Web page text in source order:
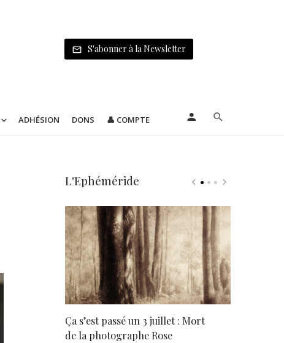
S'abonner à la Newsletter
ADHÉSION DONS 👤 COMPTE
L'Ephéméride
Ça s’est passé un 3 juillet : Mort
de la photographe Rose